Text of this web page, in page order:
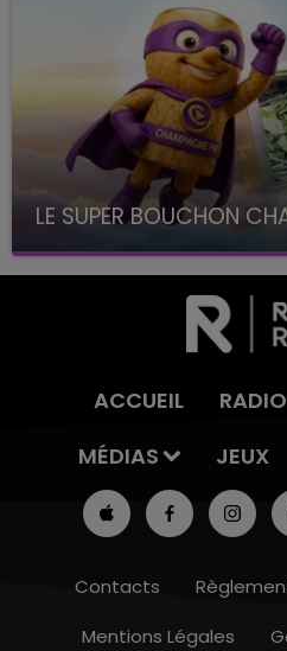
LE SUPER BOUCHON
avec La Famille
ACCUEIL RADIO
MÉDIAS
JEUX
Contacts
Mentions Légales